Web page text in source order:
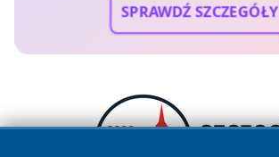
SPRAWDŹ SZCZEGÓŁY